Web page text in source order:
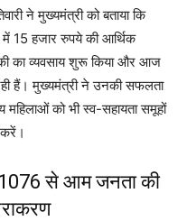
ने मुख्यमंत्री को बताया कि
15 हजार रुपये की आर्थिक
का व्यवसाय शुरू किया और आज
हैं। मुख्यमंत्री ने उनकी सफलता
महिलाओं को भी स्व-सहायता समूहों
1076 से आम जनता की